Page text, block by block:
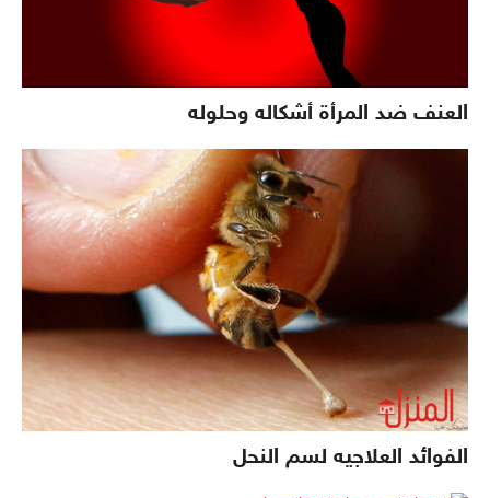
العنف ضد المرأة أشكاله وحلوله
الفوائد العلاجيه لسم النحل